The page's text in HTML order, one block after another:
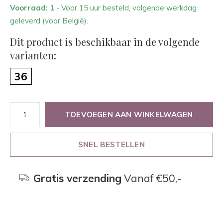
Voorraad: 1 - Voor 15 uur besteld, volgende werkdag
geleverd (voor België).
Dit product is beschikbaar in de volgende
varianten:
36
TOEVOEGEN AAN WINKELWAGEN
SNEL BESTELLEN
Gratis verzending Vanaf €50,-